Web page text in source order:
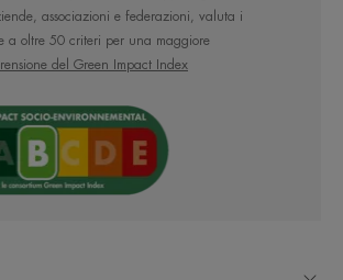
Con solo quattro filtri, una
di filtri solari ridotta**** e senza
della formula è ottimale. I
ecotossici non hanno alcun
fitoplancton e zooplancton. La
associazioni e federazioni, valuta i
a oltre 50 criteri per una maggiore
del Green Impact Index